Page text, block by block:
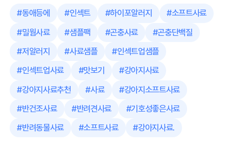
#동애등에 #인섹트 #하이포알러지 #소프트사료
#밀웜사료 #샘플팩 #곤충사료 #곤충단백질
#저알러지 #사료샘플 #인섹트업샘플
#인섹트업사료 #맛보기 #강아지사료
#강아지사료추천 #사료 #강아지소프트사료
#반건조사료 #반려견사료 #기호성좋은사료
#반려동물사료 #소프트사료 #강아지사료.